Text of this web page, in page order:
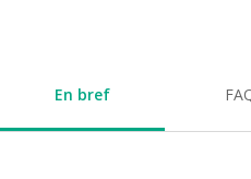
En bref